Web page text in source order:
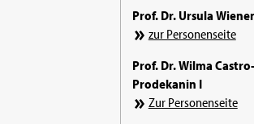
Prof. Dr. Ursula
zur Personenseite
Prof. Dr. Wilma
Prodekanin I
Zur Personenseite